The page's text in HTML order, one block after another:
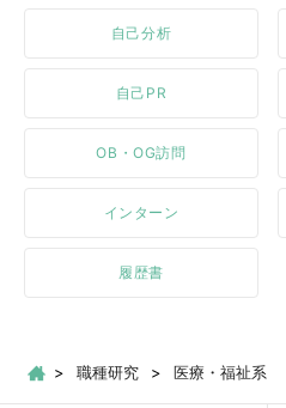
自己分析
自己PR
OB・OG訪問
インターン
履歴書
職種研究 医療・福祉系